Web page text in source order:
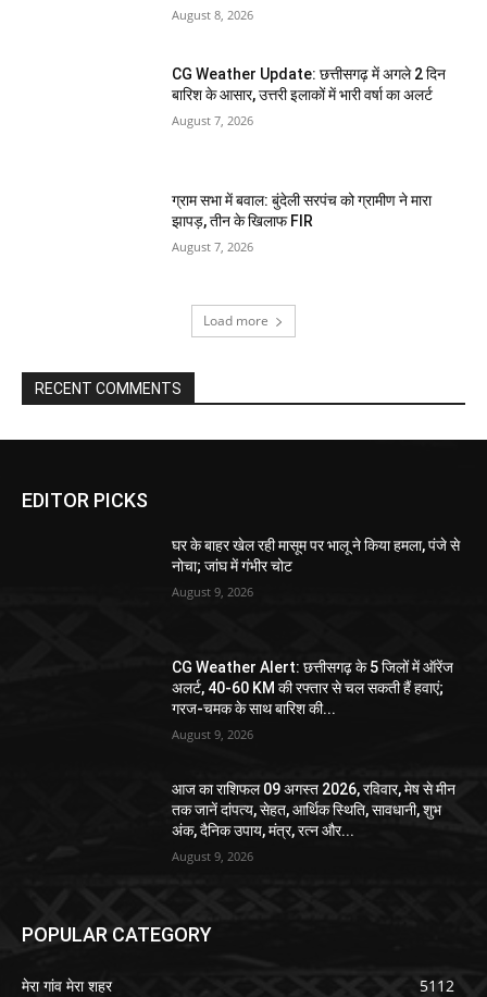
August 8, 2026
CG Weather Update: छत्तीसगढ़ में अगले 2 दिन
बारिश के आसार, उत्तरी इलाकों में भारी वर्षा का अलर्ट
August 7, 2026
ग्राम सभा में बवाल: बुंदेली सरपंच को ग्रामीण ने मारा
झापड़, तीन के खिलाफ FIR
August 7, 2026
Load more
RECENT COMMENTS
EDITOR PICKS
घर के बाहर खेल रही मासूम पर भालू ने किया हमला, पंजे से
नोचा; जांघ में गंभीर चोट
August 9, 2026
CG Weather Alert: छत्तीसगढ़ के 5 जिलों में ऑरेंज
अलर्ट, 40-60 KM की रफ्तार से चल सकती हैं हवाएं;
गरज-चमक के साथ बारिश की...
August 9, 2026
आज का राशिफल 09 अगस्त 2026, रविवार, मेष से मीन
तक जानें दांपत्य, सेहत, आर्थिक स्थिति, सावधानी, शुभ
अंक, दैनिक उपाय, मंत्र, रत्न और...
August 9, 2026
POPULAR CATEGORY
मेरा गांव मेरा शहर
5112